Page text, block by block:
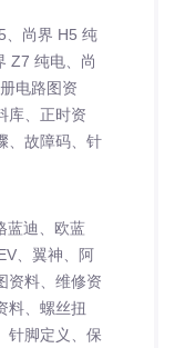
、尚界 H5 纯
Z7 纯电、尚
电路图资
库、正时资
、故障码、针
蓝迪、欧蓝
、翼神、阿
资料、维修资
料、螺丝扭
针脚定义、保